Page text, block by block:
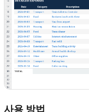
사용 방법